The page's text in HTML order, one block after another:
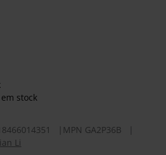
stock
MPN GA2P36B
Li